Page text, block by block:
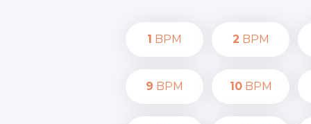
1 BPM 2 BPM
9 BPM 10BPM